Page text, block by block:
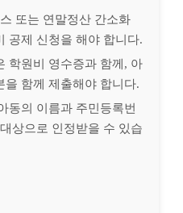
또는 연말정산 간소화
공제 신청을 해야 합니다.
학원비 영수증과 함께, 아
을 함께 제출해야 합니다.
동의 이름과 주민등록번
상으로 인정받을 수 있습